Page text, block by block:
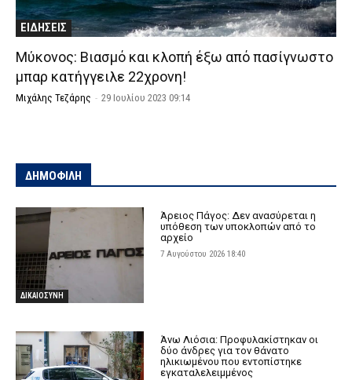
ΕΙΔΗΣΕΙΣ
Μύκονος: Βιασμό και κλοπή έξω από πασίγνωστο
μπαρ κατήγγειλε 22χρονη!
Μιχάλης Τεζάρης - 29 Ιουλίου 2023 09:14
ΔΗΜΟΦΙΛΗ
ΔΙΚΑΙΟΣΥΝΗ
Άρειος Πάγος: Δεν ανασύρεται η
υπόθεση των υποκλοπών από το
αρχείο
7 Αυγούστου 2026 18:40
Άνω Λιόσια: Προφυλακίστηκαν οι
δύο άνδρες για τον θάνατο
ηλικιωμένου που εντοπίστηκε
εγκαταλελειμμένος